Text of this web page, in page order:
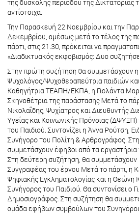
της δύσκολης περιόδου της
αντίστοιχα.
Την Παρασκευή 22 Νοεμβρίου και την
Δεκεμβρίου, αμέσως μετά το τέλος της
πάρτι, στις 21.30, πρόκειται να
«Διαδικτυακός εκφοβισμός: Δυο
Στην πρώτη συζήτηση θα συμμετάσχουν
Ψυχολόγος/Ψυχοθεραπεύτρια παιδιών
Καθηγήτρια ΤΕΑΠΗ/ΕΚΠΑ, η Γιολάντα
Σκηνοθέτρια της παράστασης Μετά το
Νικολαΐδης, Ψυχίατρος και Διευθυντής
Υγείας και Κοινωνικής Πρόνοιας (ΔΨΥΞΠ)
του Παιδιού. Συντονίζει η Άννα Ρούτση,
Συνήγορο του Πολίτη & Αρθρογράφος.
συμμετάσχουν έφηβοι από τα
Στη δεύτερη συζήτηση, θα
Συγγραφέας του έργου Μετά το πάρτι, η
Ψηφιακής Εγκληματολογίας και η Θεώνη
Συνήγορος του Παιδιού. Θα συντονίσει ο
Δημοσιογράφος. Στη συζήτηση θα
ομάδα εφήβων συμβούλων του